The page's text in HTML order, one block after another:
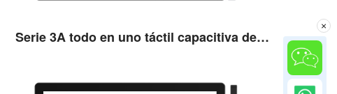
Serie 3A todo en uno táctil capacitiva de 18,5''
×